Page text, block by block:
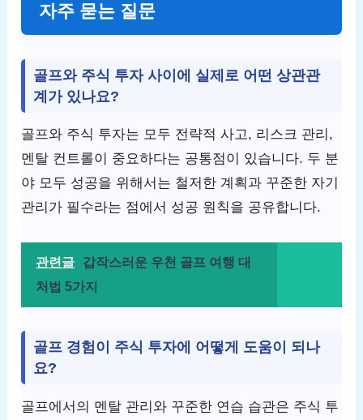
자주 묻는 질문
골프와 주식 투자 사이에 실제로 어떤 상관관
계가 있나요?
골프와 주식 투자는 모두 전략적 사고, 리스크 관리,
멘탈 컨트롤이 중요하다는 공통점이 있습니다. 두 분
야 모두 성공을 위해서는 철저한 계획과 꾸준한 자기
관리가 필수라는 점에서 성공 원칙을 공유합니다.
관련글
갑작스러운 우천 골프 여행 대
처법 5가지
골프 경험이 주식 투자에 어떻게 도움이 되나
요?
골프에서의 멘탈 관리와 꾸준한 연습 습관은 주식 투